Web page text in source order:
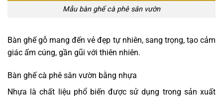
Mẫu bàn ghế cà phê sân vườn
Bàn ghế gỗ mang đến vẻ đẹp tự nhiên, sang trọng, tạo cảm
giác ấm cúng, gần gũi với thiên nhiên.
Bàn ghế cà phê sân vườn bằng nhựa
Nhựa là chất liệu phổ biến được sử dụng trong sản xuất